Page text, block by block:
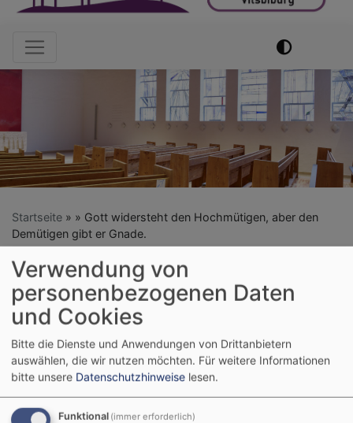
Hauptnavigation
Startseite
Gott widersteht den Hochmütigen, aber den
Demütigen gibt er Gnade.
Gott widersteht den
Hochmütigen, aber
den Demütigen gibt
er Gnade.
Verwendung von
personenbezogenen Daten
und Cookies
Bitte die Dienste und Anwendungen von Drittanbietern
auswählen, die wir nutzen möchten. Für weitere Informationen
bitte unsere Datenschutzhinweise lesen.
Funktional (immer erforderlich)